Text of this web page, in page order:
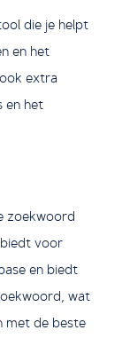
die je helpt
en het
extra
en het
zoekwoord
voor
en biedt
wat
met de beste